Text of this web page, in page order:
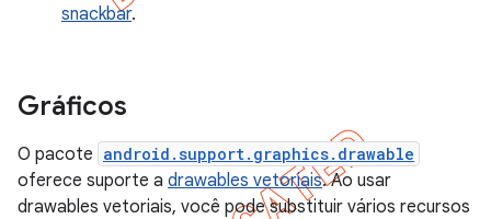
snackbar.
Gráficos
O pacote android.support.graphics.drawable
oferece suporte a drawables vetoriais. Ao usar
drawables vetoriais, você pode substituir vários recursos